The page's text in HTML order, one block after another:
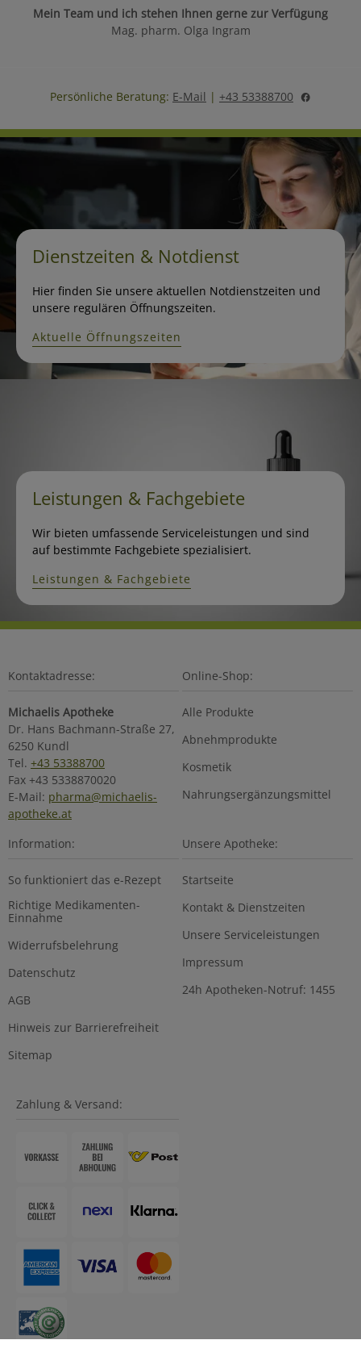
Mein Team und ich stehen Ihnen gerne zur Verfügung
Mag. pharm. Olga Ingram
Persönliche Beratung: E-Mail | +43 53388700
Dienstzeiten & Notdienst
Hier finden Sie unsere aktuellen Notdienstzeiten und
unsere regulären Öffnungszeiten.
Aktuelle Öffnungszeiten
Leistungen & Fachgebiete
Wir bieten umfassende Serviceleistungen und sind
auf bestimmte Fachgebiete spezialisiert.
Leistungen & Fachgebiete
Kontaktadresse:
Michaelis Apotheke
Dr. Hans Bachmann-Straße 27,
6250 Kundl
Tel. +43 53388700
Fax +43 5338870020
E-Mail: pharma@michaelis-
apotheke.at
Online-Shop:
Alle Produkte
Abnehmprodukte
Kosmetik
Nahrungsergänzungsmittel
Information:
So funktioniert das e-Rezept
Richtige Medikamenten-
Einnahme
Widerrufsbelehrung
Datenschutz
AGB
Hinweis zur Barrierefreiheit
Sitemap
Unsere Apotheke:
Startseite
Kontakt & Dienstzeiten
Unsere Serviceleistungen
Impressum
24h Apotheken-Notruf: 1455
Zahlung & Versand: